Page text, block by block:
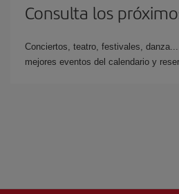
Consulta los
Conciertos, teatro, festivales,
mejores eventos del calendario y